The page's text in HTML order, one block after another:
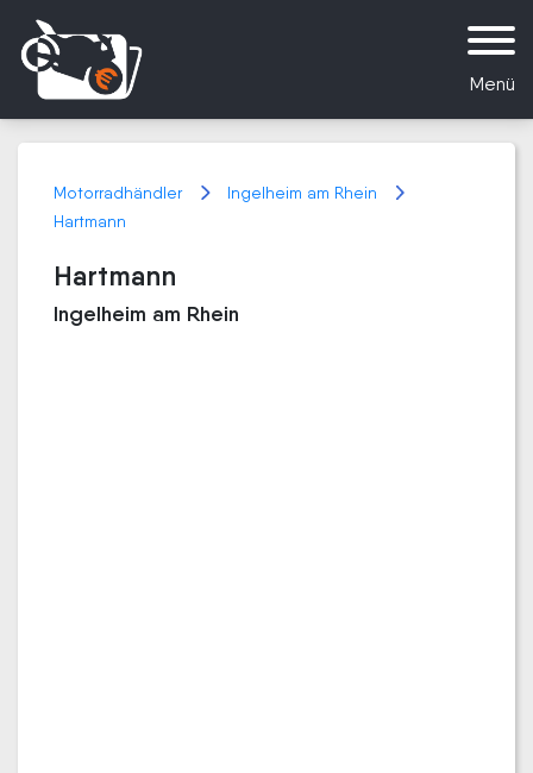
Menü
Motorradhändler
Ingelheim am Rhein
Hartmann
Hartmann
Ingelheim am Rhein